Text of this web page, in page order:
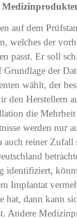
auf dem
welches der
passt. Er soll
der
wählt, der
den Herstellern
die Mehrheit
werden nur
reiner Zufall
identifiziert,
Implantat
dann kann
Andere